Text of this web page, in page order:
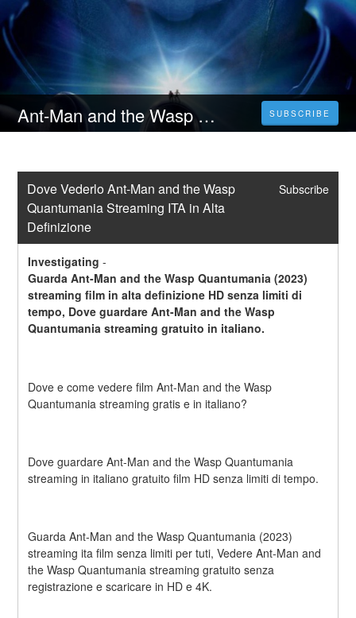
Ant-Man and the Wasp Quantumania Streaming ITA SUBSCRIBE
Dove Vederlo Ant-Man and the Wasp
Quantumania Streaming ITA in Alta
Definizione
Subscribe
Investigating -
Guarda Ant-Man and the Wasp Quantumania (2023)
streaming film in alta definizione HD senza limiti di
tempo, Dove guardare Ant-Man and the Wasp
Quantumania streaming gratuito in italiano.
Dove e come vedere film Ant-Man and the Wasp
Quantumania streaming gratis e in italiano?
Dove guardare Ant-Man and the Wasp Quantumania
streaming in italiano gratuito film HD senza limiti di tempo.
Guarda Ant-Man and the Wasp Quantumania (2023)
streaming ita film senza limiti per tuti, Vedere Ant-Man and
the Wasp Quantumania streaming gratuito senza
registrazione e scaricare in HD e 4K.